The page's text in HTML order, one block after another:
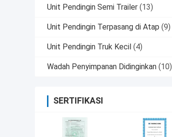
Unit Pendingin Semi Trailer (13)
Unit Pendingin Terpasang di Atap (9)
Unit Pendingin Truk Kecil (4)
Wadah Penyimpanan Didinginkan (10)
SERTIFIKASI